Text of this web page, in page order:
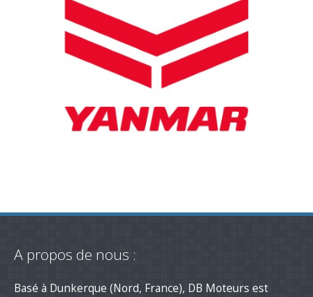
A propos de nous :
Basé à Dunkerque (Nord, France), DB Moteurs est